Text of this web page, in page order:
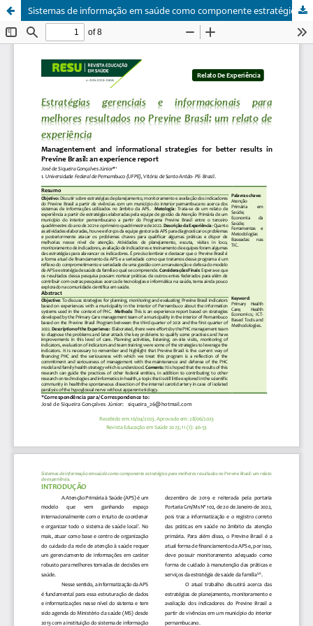
Sistemas de informação em saúde como componente estratégico para melhores resultados no Previne Brasil: um relato de experiência.